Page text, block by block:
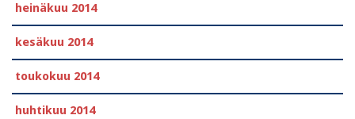
heinäkuu 2014
kesäkuu 2014
toukokuu 2014
huhtikuu 2014